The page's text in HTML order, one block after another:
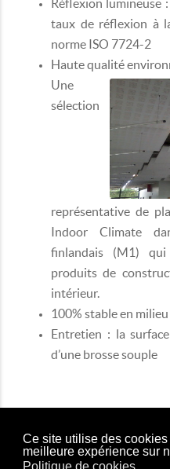
Ce site utilise des
meilleure expérience sur
Politique de cookies
Réflexion lumineuse
taux de réflexion à
norme ISO 7724-2
Haute qualité
Une
sélection
représentative de
Indoor Climate
finlandais (M1) qui
produits de
intérieur.
100% stable en
Entretien : la
d’une brosse souple